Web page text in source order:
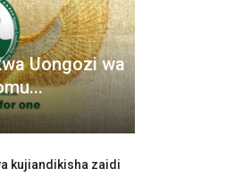
Uongozi wa
kujiandikisha zaidi